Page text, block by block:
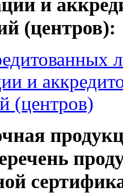
и
(центров):
и
(центров)